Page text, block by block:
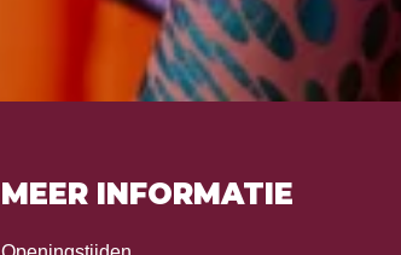
MEER INFORMATIE